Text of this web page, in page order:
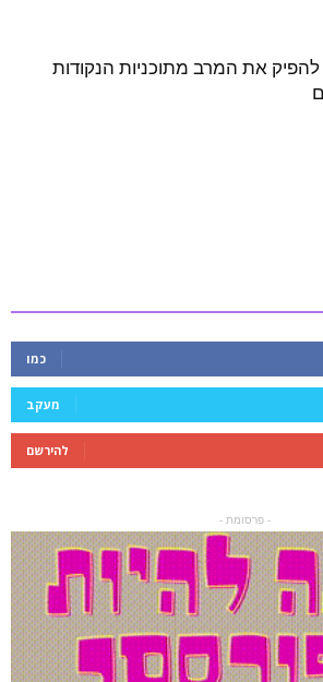
להפיק את המרב מתוכניות הנקודות
כמו
מעקב
להירשם
- פרסומת -